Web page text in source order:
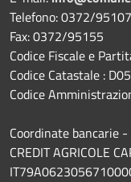
Telefono: 0372/95107
Fax: 0372/95155
Codice Fiscale e
Codice Catastale :
Codice
Coordinate bancarie
CREDIT AGRICOLE